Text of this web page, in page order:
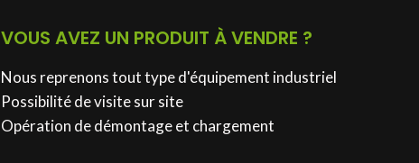
VOUS AVEZ UN PRODUIT À VENDRE ?
Nous reprenons tout type d'équipement industriel
Possibilité de visite sur site
Opération de démontage et chargement